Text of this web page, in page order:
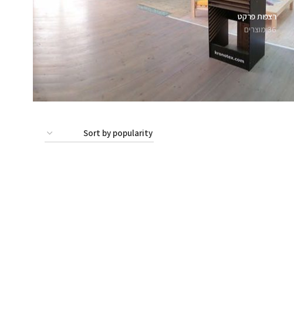
רצפות פרקט
36 מוצרים